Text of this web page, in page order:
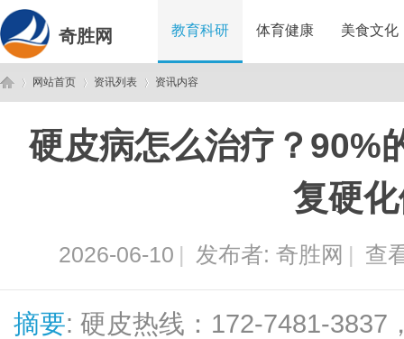
奇胜网 教育科研 体育健康 美食文化
网站首页
›
资讯列表
›
资讯内容
硬皮病怎么治疗？90%
复硬
2026-06-10 | 发布者: 奇胜网 | 查
摘要: 硬皮热线：172-7481-3837